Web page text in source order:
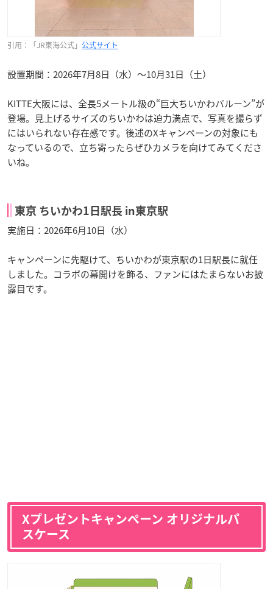
引用：「JR東海公式」 公式サイト
設置期間：2026年7月8日（水）〜10月31日（土）
KITTE大阪には、全長5メートル級の“巨大ちいかわバルーン”が
登場。見上げるサイズのちいかわは迫力満点で、写真を撮らず
にはいられない存在感です。後述のXキャンペーンの対象にも
なっているので、立ち寄ったらぜひカメラを向けてみてくださ
いね。
東京 ちいかわ1日駅長 in東京駅
実施日：2026年6月10日（水）
キャンペーンに先駆けて、ちいかわが東京駅の1日駅長に就任
しました。コラボの幕開けを飾る、ファンにはたまらないお披
露目です。
Xプレゼントキャンペーン オリジナルパ
スケース